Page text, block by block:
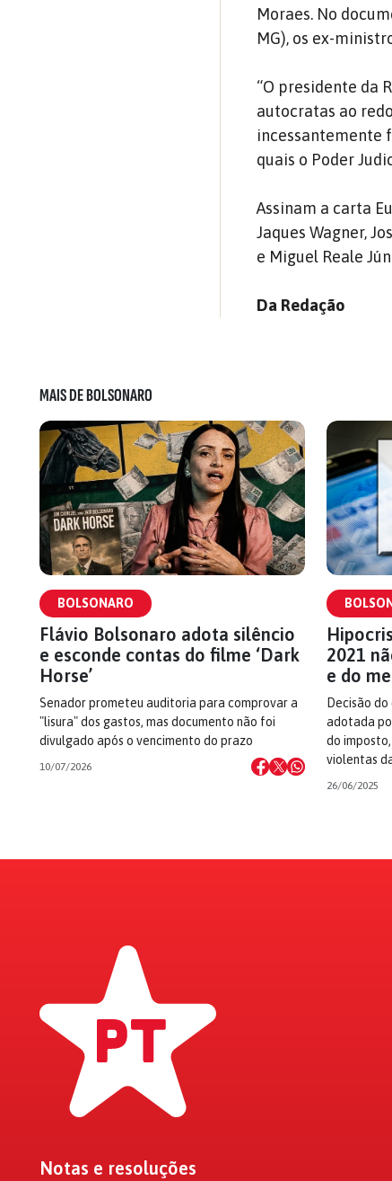
Moraes. No
MG), os ex-
“O presidente da
autocratas ao
incessantemente
quais o Poder
Assinam a carta
Jaques Wagner,
e Miguel Reale
Da Redação
MAIS DE BOLSONARO
BOLSONARO
Flávio Bolsonaro adota silêncio
e esconde contas do filme ‘Dark
Horse’
Senador prometeu auditoria para comprovar a
"lisura" dos gastos, mas documento não foi
divulgado após o vencimento do prazo
10/07/2026
2021
e do
Decisão
adotada
do
violentas
26/06/2025
Notas e resoluções